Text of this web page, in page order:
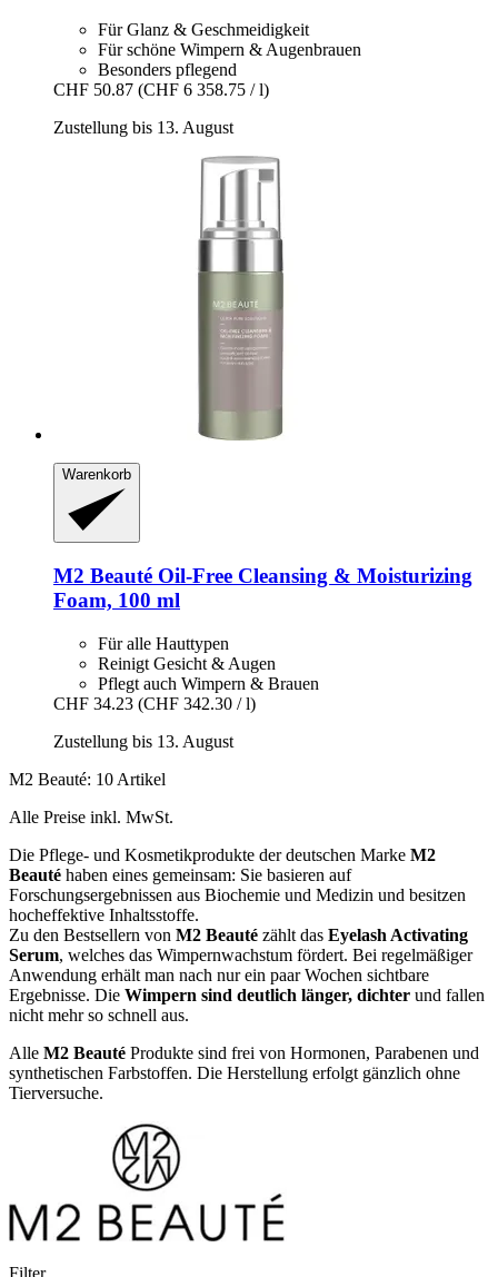
Für Glanz & Geschmeidigkeit
Für schöne Wimpern & Augenbrauen
Besonders pflegend
CHF 50.87 (CHF 6 358.75 / l)
Zustellung bis 13. August
Warenkorb
M2 Beauté Oil-​Free Cleansing & Moisturizing
Foam, 100 ml
Für alle Hauttypen
Reinigt Gesicht & Augen
Pflegt auch Wimpern & Brauen
CHF 34.23 (CHF 342.30 / l)
Zustellung bis 13. August
M2 Beauté: 10 Artikel
Alle Preise inkl. MwSt.
Die Pflege- und Kosmetikprodukte der deutschen Marke M2
Beauté haben eines gemeinsam: Sie basieren auf
Forschungsergebnissen aus Biochemie und Medizin und besitzen
hocheffektive Inhaltsstoffe.
Zu den Bestsellern von M2 Beauté zählt das Eyelash Activating
Serum, welches das Wimpernwachstum fördert. Bei regelmäßiger
Anwendung erhält man nach nur ein paar Wochen sichtbare
Ergebnisse. Die Wimpern sind deutlich länger, dichter und fallen
nicht mehr so schnell aus.
Alle M2 Beauté Produkte sind frei von Hormonen, Parabenen und
synthetischen Farbstoffen. Die Herstellung erfolgt gänzlich ohne
Tierversuche.
Filter